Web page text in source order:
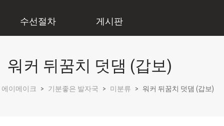
수선절차 게시판
워커 뒤꿈치 덧댐 (갑보)
에이메이크 > 기분좋은 발자국 > 미분류 > 워커 뒤꿈치 덧댐 (갑보)